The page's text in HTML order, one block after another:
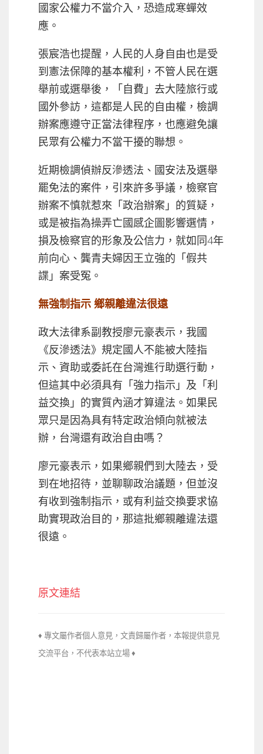
國家公權力不當介入，恐造成寒蟬效
應。
張宸浩也提醒，人民的人身自由也是受
到憲法保障的基本權利，不管人民在選
舉前或選舉後，「自費」去大陸旅行或
國外參訪，這都是人民的自由權，檢調
辦案應遵守正當法律程序，也應避免讓
民眾有公權力不當干擾的聯想。
近期檢調偵辦反滲透法、國安法及選舉
罷免法的案件，引來許多爭議，檢察官
辦案不慎就惹來「政治辦案」的質疑，
或是被指為操弄亡國感企圖影響選情，
損及檢察官的形象及公信力，就如同4年
前向心、龔青夫婦因王立強的「假共
諜」案受冤。
無強制指示 鄉親離違法很遠
政大法律系副教授廖元豪表示，我國
《反滲透法》規定國人不能被大陸指
示、資助或委託在台灣進行助選行動，
但這其中必須具有「強力指示」及「利
益交換」的實質內涵才算違法。如果民
眾只是因為具有特定政治傾向就被法
辦，台灣還有政治自由嗎？
廖元豪表示，如果鄉親們到大陸去，受
到在地招待，並聊聊政治議題，但並沒
有收到強制指示，或有利益交換要求協
助實現政治目的，那這批鄉親離違法還
很遠。
原文連結
♦ 專文屬作者個人意見，文責歸屬作者，本報提供意見
交流平台，不代表本站立場 ♦